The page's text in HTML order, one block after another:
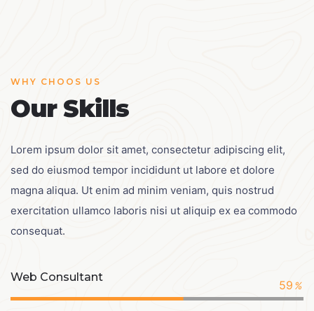
WHY CHOOS US
Our Skills
Lorem ipsum dolor sit amet, consectetur adipiscing elit,
sed do eiusmod tempor incididunt ut labore et dolore
magna aliqua. Ut enim ad minim veniam, quis nostrud
exercitation ullamco laboris nisi ut aliquip ex ea commodo
consequat.
Web Consultant
59%